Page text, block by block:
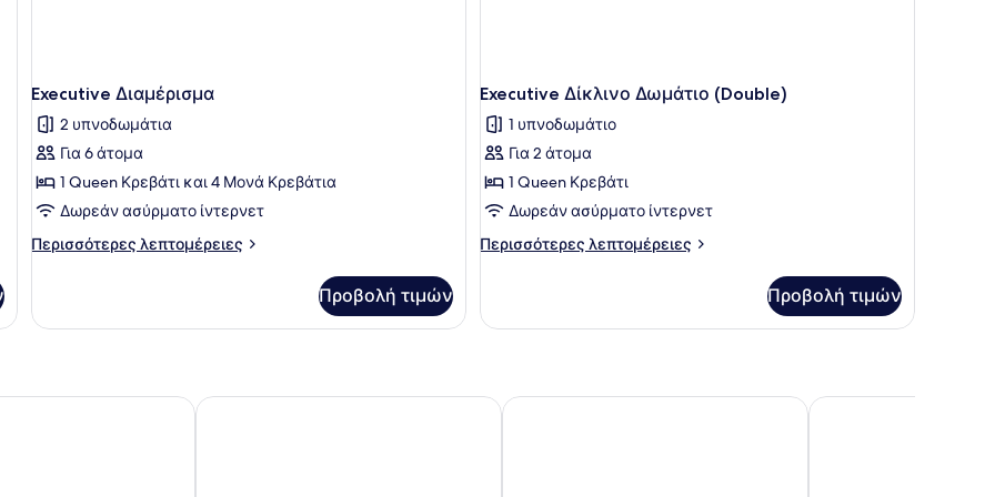
Executive Διαμέρισμα
2 υπνοδωμάτια
Για 6 άτομα
1 Queen Κρεβάτι και 4 Μονά Κρεβάτια
Δωρεάν ασύρματο ίντερνετ
Περισσότερες λεπτομέρειες
Περισσότερες
Διαμέρισμα
Προβολή τιμών
Executive Δίκλινο Δωμάτιο (Double)
1 υπνοδωμάτιο
Για 2 άτομα
1 Queen Κρεβάτι
Δωρεάν ασύρματο ίντερνετ
Περισσότερες λεπτομέρειες
Περισσότερες
Δίκλινο
Προβολή τιμών
Aeolis Boutique Hotel Soula Naxos Ξενοδοχείο Astir of